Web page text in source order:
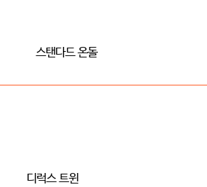
스탠다드 온돌
디럭스 트윈